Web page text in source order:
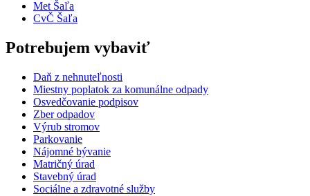
Met Šaľa
CvČ Šaľa
Potrebujem vybaviť
Daň z nehnuteľnosti
Miestny poplatok za komunálne odpady
Osvedčovanie podpisov
Zber odpadov
Výrub stromov
Parkovanie
Nájomné bývanie
Matričný úrad
Stavebný úrad
Sociálne a zdravotné služby